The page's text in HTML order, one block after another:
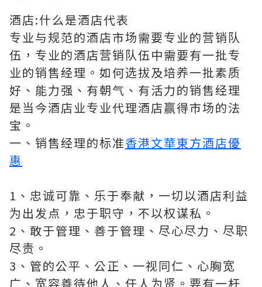
酒店:什么是酒店代表
专业与规范的酒店市场需要专业的营销队
伍，专业的酒店营销队伍中需要有一批专
业的销售经理。如何选拔及培养一批素质
好、能力强、有朝气、有活力的销售经理
是当今酒店业专业代理酒店赢得市场的法
宝。
一、销售经理的标准香港文華東方酒店優
惠
1、忠诚可靠、乐于奉献，一切以酒店利益
为出发点，忠于职守，不以权谋私。
2、敢于管理、善于管理、尽心尽力、尽职
尽责。
3、管的公平、公正、一视同仁、心胸宽
广、宽容善待他人、任人为贤。要有一杆